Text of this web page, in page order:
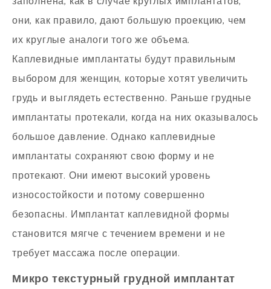
они, как правило, дают большую проекцию, чем
их круглые аналоги того же объема.
Каплевидные имплантаты будут правильным
выбором для женщин, которые хотят увеличить
грудь и выглядеть естественно. Раньше грудные
имплантаты протекали, когда на них оказывалось
большое давление. Однако каплевидные
имплантаты сохраняют свою форму и не
протекают. Они имеют высокий уровень
износостойкости и потому совершенно
безопасны. Имплантат каплевидной формы
становится мягче с течением времени и не
требует массажа после операции.
Микро текстурный грудной имплантат